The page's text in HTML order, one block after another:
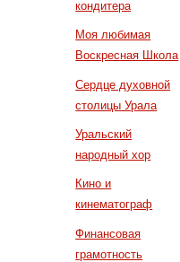
кондитера
Моя любимая
Воскресная Школа
Сердце духовной
столицы Урала
Уральский
народный хор
Кино и
кинематограф
Финансовая
грамотность